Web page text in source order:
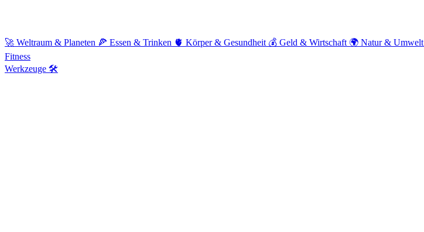
🚀 Weltraum & Planeten 🍕 Essen & Trinken 🫀 Körper & Gesundheit 💰 Geld & Wirtschaft 🌍 Natur & Umwelt
Fitness
Werkzeuge 🛠️